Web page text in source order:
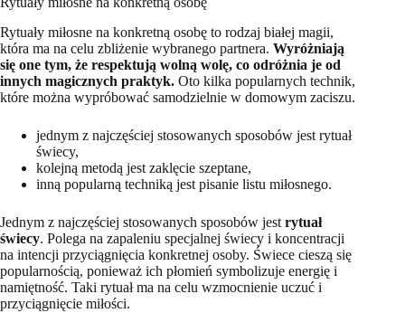
Rytuały miłosne na konkretną osobę to rodzaj białej magii,
która ma na celu zbliżenie wybranego partnera. Wyróżniają
się one tym, że respektują wolną wolę, co odróżnia je od
innych magicznych praktyk. Oto kilka popularnych technik,
które można wypróbować samodzielnie w domowym zaciszu.
jednym z najczęściej stosowanych sposobów jest rytuał
świecy,
kolejną metodą jest zaklęcie szeptane,
inną popularną techniką jest pisanie listu miłosnego.
Jednym z najczęściej stosowanych sposobów jest rytuał
świecy. Polega na zapaleniu specjalnej świecy i koncentracji
na intencji przyciągnięcia konkretnej osoby. Świece cieszą się
popularnością, ponieważ ich płomień symbolizuje energię i
namiętność. Taki rytuał ma na celu wzmocnienie uczuć i
przyciągnięcie miłości.